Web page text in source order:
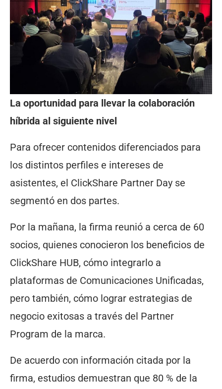
La oportunidad para llevar la colaboración
híbrida al siguiente nivel
Para ofrecer contenidos diferenciados para
los distintos perfiles e intereses de
asistentes, el ClickShare Partner Day se
segmentó en dos partes.
Por la mañana, la firma reunió a cerca de 60
socios, quienes conocieron los beneficios de
ClickShare HUB, cómo integrarlo a
plataformas de Comunicaciones Unificadas,
pero también, cómo lograr estrategias de
negocio exitosas a través del Partner
Program de la marca.
De acuerdo con información citada por la
firma, estudios demuestran que 80 % de la